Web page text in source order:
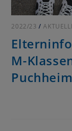
2022/23 /
M-
Puchheim